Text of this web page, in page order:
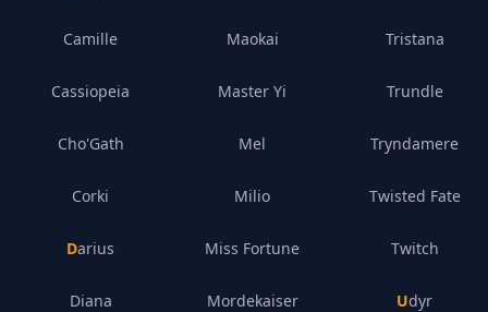
Camille
Cassiopeia
Cho'Gath
Corki
Darius
Diana
Maokai
Master Yi
Mel
Milio
Miss Fortune
Mordekaiser
Tristana
Trundle
Tryndamere
Twisted Fate
Twitch
Udyr